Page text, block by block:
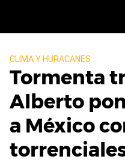
CLIMA Y HURACANES
Tormenta
Alberto
a México